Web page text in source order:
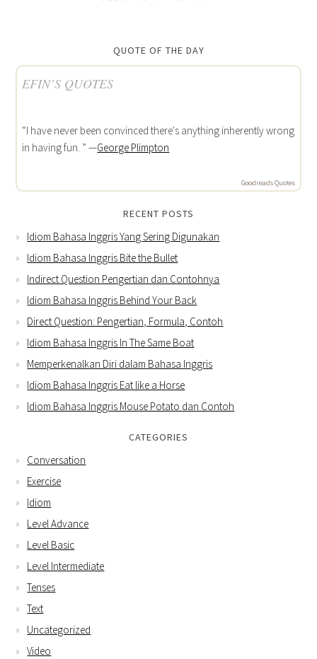
QUOTE OF THE DAY
EFIN’S QUOTES
“I have never been convinced there's anything inherently wrong
in having fun. ” —George Plimpton
Goodreads Quotes
RECENT POSTS
Idiom Bahasa Inggris Yang Sering Digunakan
Idiom Bahasa Inggris Bite the Bullet
Indirect Question Pengertian dan Contohnya
Idiom Bahasa Inggris Behind Your Back
Direct Question: Pengertian, Formula, Contoh
Idiom Bahasa Inggris In The Same Boat
Memperkenalkan Diri dalam Bahasa Inggris
Idiom Bahasa Inggris Eat like a Horse
Idiom Bahasa Inggris Mouse Potato dan Contoh
CATEGORIES
Conversation
Exercise
Idiom
Level Advance
Level Basic
Level Intermediate
Tenses
Text
Uncategorized
Video